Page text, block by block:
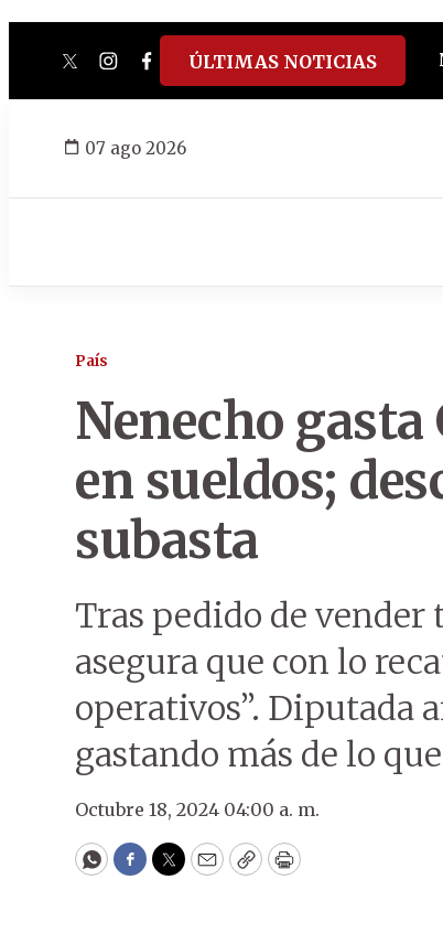
twitterinstagram
facebook
tiktokyoutube
spotify
ÚLTIMAS NOTICIAS
07 ago 2026
País
Nenecho
en sueldos;
subasta
Tras pedido de vender
asegura que con lo
operativos”. Diputada
gastando más de lo
Octubre 18, 2024 04:00 a. m.
WhatsApp
Facebook
Twitter
EmailCopyPrint